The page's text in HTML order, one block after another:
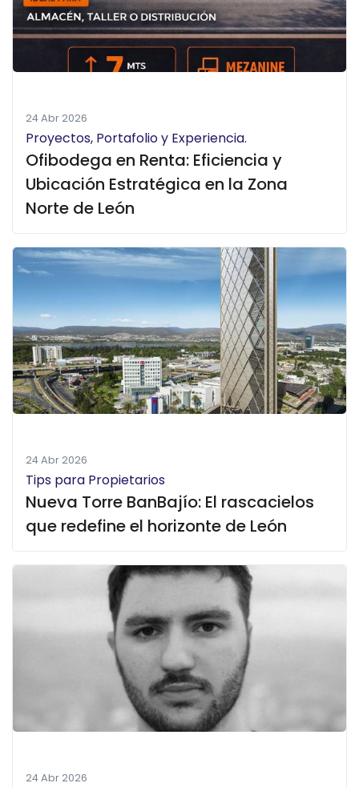
24 Abr 2026
Proyectos, Portafolio y Experiencia.
Ofibodega en Renta: Eficiencia y
Ubicación Estratégica en la Zona
Norte de León
24 Abr 2026
Tips para Propietarios
Nueva Torre BanBajío: El rascacielos
que redefine el horizonte de León
24 Abr 2026